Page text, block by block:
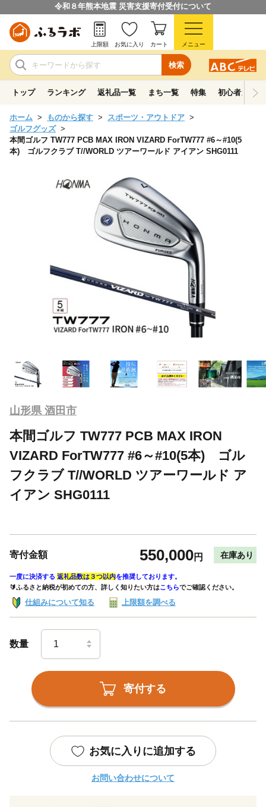
令和８年熊本地震 災害支援寄付受付について
検索
上限額 お気に入り カート メニュー
トップ ランキング 返礼品一覧 まち一覧 特集 初心者ガイド
ホーム ものから探す
スポーツ・アウトドア
ゴルフグッズ
本間ゴルフ TW777 PCB MAX IRON VIZARD ForTW777 #6～#10(5
本) ゴルフクラブ T//WORLD ツアーワールド アイアン SHG0111
山形県 酒田市
本間ゴルフ TW777 PCB MAX IRON
VIZARD ForTW777 #6～#10(5本) ゴル
フクラブ T//WORLD ツアーワールド ア
イアン SHG0111
寄付金額 550,000円 在庫あり
一度に決済する 返礼品数は３つ以内を推奨しております。
🔰ふるさと納税が初めての方、詳しく知りたい方はこちらでご確認ください。
仕組みについて知る 上限額を調べる
数量
寄付する
お気に入りに追加する
お問い合わせについて